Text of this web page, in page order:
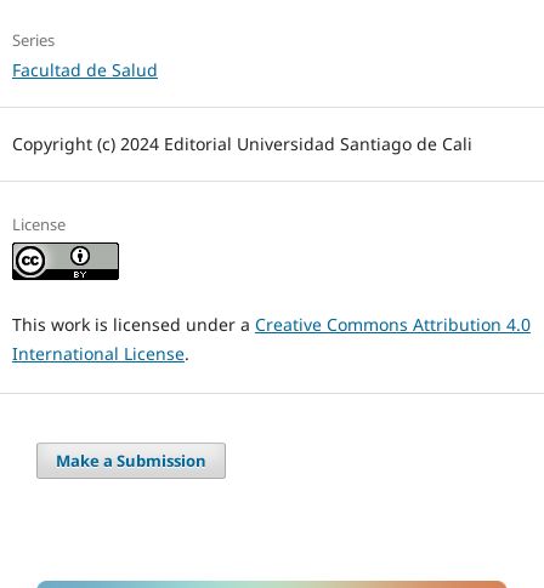
Series
Facultad de Salud
Copyright (c) 2024 Editorial Universidad Santiago de Cali
License
This work is licensed under a Creative Commons Attribution 4.0
International License.
Make a Submission